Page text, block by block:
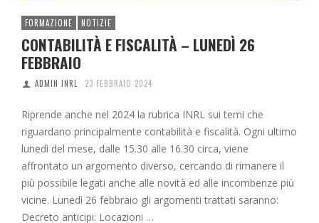
FORMAZIONE NOTIZIE
CONTABILITÀ E FISCALITÀ – LUNEDÌ 26
FEBBRAIO
ADMIN INRL 23 FEBBRAIO 2024
Riprende anche nel 2024 la rubrica INRL sui temi che
riguardano principalmente contabilità e fiscalità. Ogni ultimo
lunedì del mese, dalle 15.30 alle 16.30 circa, viene
affrontato un argomento diverso, cercando di rimanere il
più possibile legati anche alle novità ed alle incombenze più
vicine. Lunedì 26 febbraio gli argomenti trattati saranno:
Decreto anticipi: Locazioni …